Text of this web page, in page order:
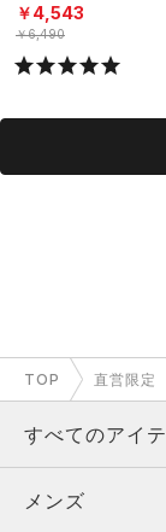
￥4,543
￥6,490
TOP 直営限定
すべてのアイ
メンズ
メンズ